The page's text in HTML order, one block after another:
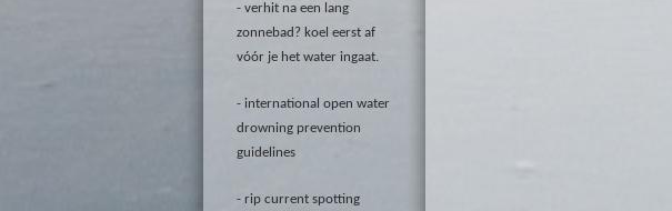
verhit na een lang
zonnebad? koel eerst af
vóór je het water ingaat.
international open water
drowning prevention
guidelines
rip current spotting